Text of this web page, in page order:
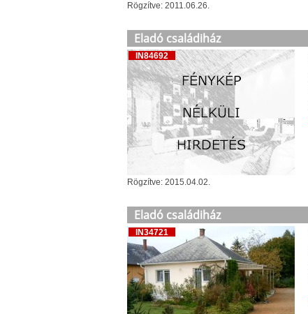
Rögzítve: 2011.06.26.
Eladó családiház
IN84692
Rögzítve: 2015.04.02.
Eladó családiház
IN34721